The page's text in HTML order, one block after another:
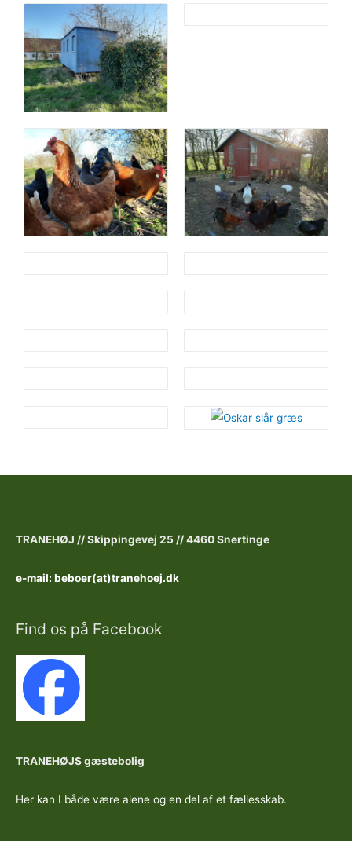
TRANEHØJ //Skippingevej 25 //4460 Snertinge
e-mail: beboer(at)tranehoej.dk
Find os på Facebook
TRANEHØJS gæstebolig
Her kan I både være alene og en del af et fællesskab.